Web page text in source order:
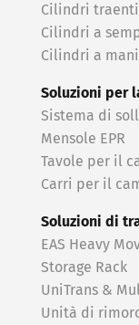
Cilindri traenti
Cilindri a
Cilindri a
Soluzioni per
Sistema di
Mensole EPR
Tavole per il
Carri per il
Soluzioni di
EAS Heavy
Storage Rack
UniTrans &
Unità di